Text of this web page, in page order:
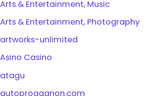
Arts & Entertainment, Music
Arts & Entertainment, Photography
artworks-unlimited
Asino Casino
atagu
autoprogagnon.com